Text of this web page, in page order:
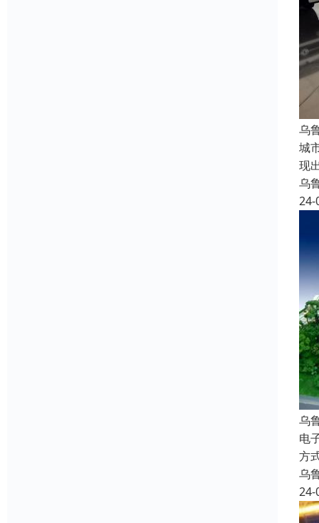
乌
城
现
乌
24-
乌
电
方
乌
24-